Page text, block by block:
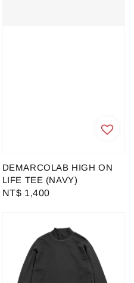
DEMARCOLAB HIGH ON
LIFE TEE (NAVY)
Regular
NT$ 1,400